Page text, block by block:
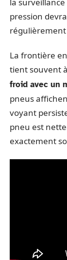
pression
régulièrement
La frontière
tient souvent
froid avec un
pneus
voyant
pneu est
exactement